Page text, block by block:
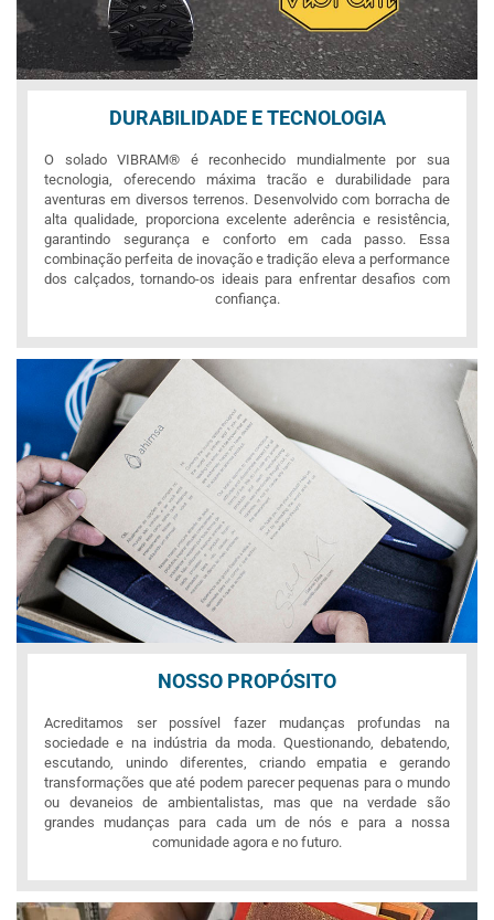
DURABILIDADE E TECNOLOGIA
O solado VIBRAM® é reconhecido mundialmente por sua
tecnologia, oferecendo máxima tracão e durabilidade para
aventuras em diversos terrenos. Desenvolvido com borracha de
alta qualidade, proporciona excelente aderência e resistência,
garantindo segurança e conforto em cada passo. Essa
combinação perfeita de inovação e tradição eleva a performance
dos calçados, tornando-os ideais para enfrentar desafios com
confiança.
NOSSO PROPÓSITO
Acreditamos ser possível fazer mudanças profundas na
sociedade e na indústria da moda. Questionando, debatendo,
escutando, unindo diferentes, criando empatia e gerando
transformações que até podem parecer pequenas para o mundo
ou devaneios de ambientalistas, mas que na verdade são
grandes mudanças para cada um de nós e para a nossa
comunidade agora e no futuro.